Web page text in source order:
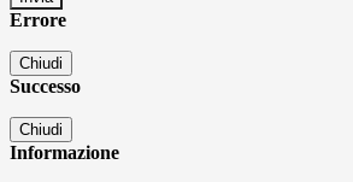
Errore
Chiudi
Successo
Chiudi
Informazione